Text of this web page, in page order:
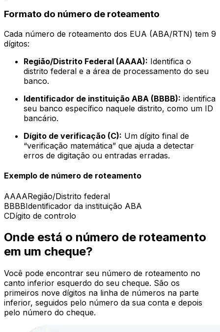
Formato do número de roteamento
Cada número de roteamento dos EUA (ABA/RTN) tem 9
dígitos:
Região/Distrito Federal (AAAA): Identifica o
distrito federal e a área de processamento do seu
banco.
Identificador de instituição ABA (BBBB): identifica
seu banco específico naquele distrito, como um ID
bancário.
Dígito de verificação (C): Um dígito final de
“verificação matemática” que ajuda a detectar
erros de digitação ou entradas erradas.
Exemplo de número de roteamento
AAAARegião/Distrito federal
BBBBIdentificador da instituição ABA
CDígito de controlo
Onde está o número de roteamento
em um cheque?
Você pode encontrar seu número de roteamento no
canto inferior esquerdo do seu cheque. São os
primeiros nove dígitos na linha de números na parte
inferior, seguidos pelo número da sua conta e depois
pelo número do cheque.